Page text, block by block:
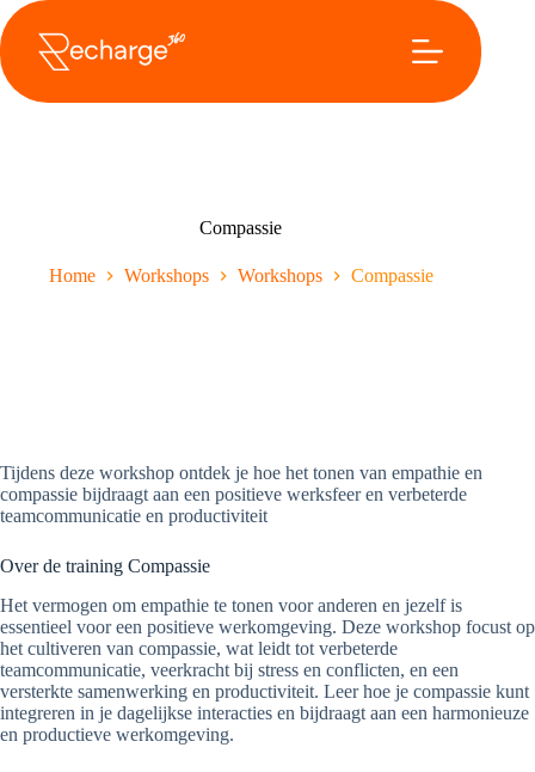
Overslaan
naar
inhoud
Compassie
Home Workshops Workshops Compassie
Tijdens deze workshop ontdek je hoe het tonen van empathie en
compassie bijdraagt aan een positieve werksfeer en verbeterde
teamcommunicatie en productiviteit
Over de training Compassie
Het vermogen om empathie te tonen voor anderen en jezelf is
essentieel voor een positieve werkomgeving. Deze workshop focust op
het cultiveren van compassie, wat leidt tot verbeterde
teamcommunicatie, veerkracht bij stress en conflicten, en een
versterkte samenwerking en productiviteit. Leer hoe je compassie kunt
integreren in je dagelijkse interacties en bijdraagt aan een harmonieuze
en productieve werkomgeving.